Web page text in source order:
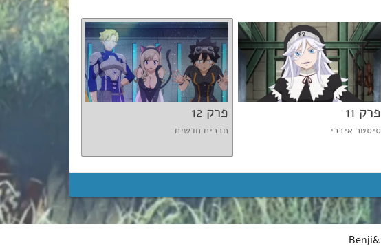
פרק 11
סיסטר איברי
פרק 12
חברים חדשים